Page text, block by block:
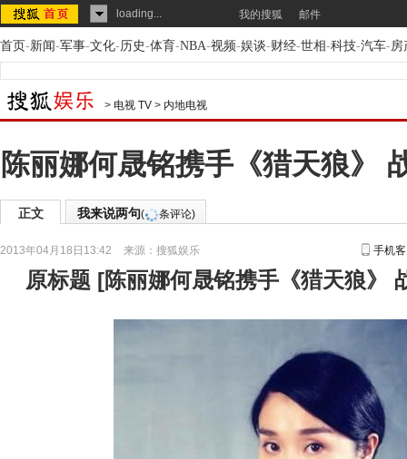
loading... 我的搜狐 邮件
首页-新闻-军事-文化-历史-体育-NBA-视频-娱谈-财经-世相-科技-汽车-房
> 电视 TV > 内地电视
陈丽娜何晟铭携手《猎天狼》
正文 我来说两句( 条评论)
2013年04月18日13:42 来源： 搜狐娱乐 手机
原标题 [陈丽娜何晟铭携手《猎天狼》